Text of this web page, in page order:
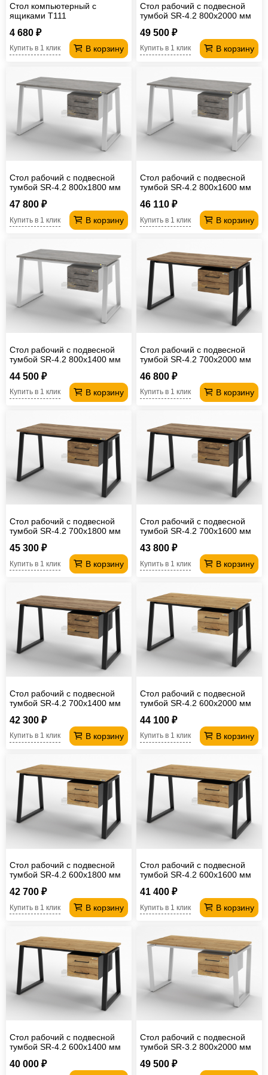
Стол компьютерный с
ящиками T111
4 680 ₽
В корзину
Купить в 1 клик
Стол рабочий с подвесной
тумбой SR-4.2 800х2000 мм
49 500 ₽
В корзину
Купить в 1 клик
Стол рабочий с подвесной
тумбой SR-4.2 800х1800 мм
47 800 ₽
В корзину
Купить в 1 клик
Стол рабочий с подвесной
тумбой SR-4.2 800х1600 мм
46 110 ₽
В корзину
Купить в 1 клик
Стол рабочий с подвесной
тумбой SR-4.2 800х1400 мм
44 500 ₽
В корзину
Купить в 1 клик
Стол рабочий с подвесной
тумбой SR-4.2 700х2000 мм
46 800 ₽
В корзину
Купить в 1 клик
Стол рабочий с подвесной
тумбой SR-4.2 700х1800 мм
45 300 ₽
В корзину
Купить в 1 клик
Стол рабочий с подвесной
тумбой SR-4.2 700х1600 мм
43 800 ₽
В корзину
Купить в 1 клик
Стол рабочий с подвесной
тумбой SR-4.2 700х1400 мм
42 300 ₽
В корзину
Купить в 1 клик
Стол рабочий с подвесной
тумбой SR-4.2 600х2000 мм
44 100 ₽
В корзину
Купить в 1 клик
Стол рабочий с подвесной
тумбой SR-4.2 600х1800 мм
42 700 ₽
В корзину
Купить в 1 клик
Стол рабочий с подвесной
тумбой SR-4.2 600х1600 мм
41 400 ₽
В корзину
Купить в 1 клик
Стол рабочий с подвесной
тумбой SR-4.2 600х1400 мм
40 000 ₽
Стол рабочий с подвесной
тумбой SR-3.2 800х2000 мм
49 500 ₽